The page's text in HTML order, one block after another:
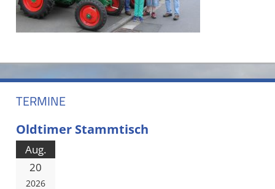
TERMINE
Oldtimer Stammtisch
Aug.
20
2026